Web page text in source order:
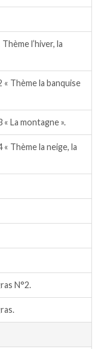
l’hiver, la
Thème la banquise
La montagne ».
Thème la neige, la
N°2.